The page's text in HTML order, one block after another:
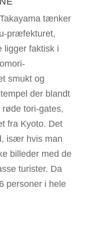
tænker
præfekturet,
ligger faktisk i
smukt og
der blandt
tori-gates,
fra Kyoto. Det
især hvis man
billeder med de
turister. Da
personer i hele